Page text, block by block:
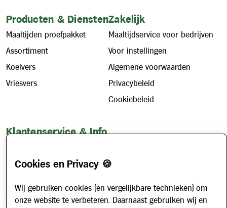
Producten & Diensten
Maaltijden proefpakket
Assortiment
Koelvers
Vriesvers
Zakelijk
Maaltijdservice voor bedrijven
Voor instellingen
Algemene voorwaarden
Privacybeleid
Cookiebeleid
Klantenservice & Info
Account aanvragen
Veelgestelde vragen
Cookies en Privacy 🍪
Wij gebruiken cookies (en vergelijkbare technieken) om
onze website te verbeteren. Daarnaast gebruiken wij en